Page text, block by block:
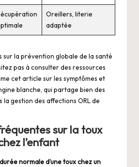
Oreillers, literie
adaptée
sur la prévention globale de la santé
pas à consulter des ressources
cet article surles symptômes et
blanche, qui partage bien des
la gestion des affections ORL de
sur la toux
l’enfant
normale d’une toux chez un